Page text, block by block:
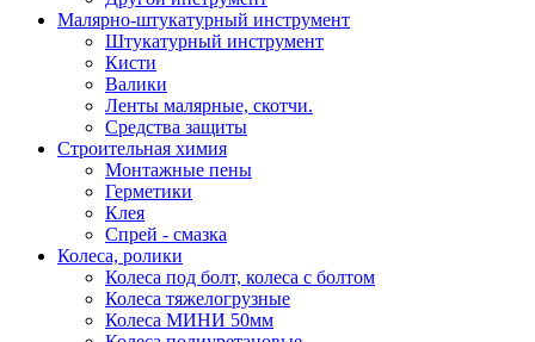
Малярно-штукатурный инструмент
Штукатурный инструмент
Кисти
Валики
Ленты малярные, скотчи.
Средства защиты
Строительная химия
Монтажные пены
Герметики
Клея
Спрей - смазка
Колеса, ролики
Колеса под болт, колеса с болтом
Колеса тяжелогрузные
Колеса МИНИ 50мм